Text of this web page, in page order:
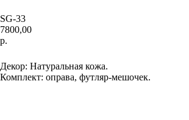
SG-33
7800,00
р.
Декор: Натуральная кожа.
Комплект: оправа, футляр-мешочек.